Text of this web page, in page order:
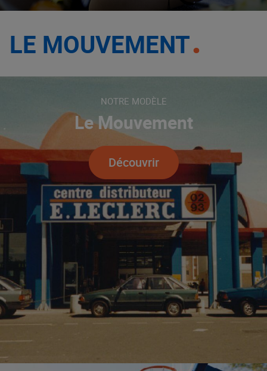
LE MOUVEMENT
NOTRE MODÈLE
Le Mouvement
Découvrir